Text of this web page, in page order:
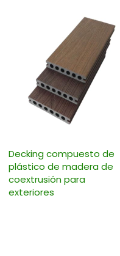
Decking compuesto de
plástico de madera de
coextrusión para
exteriores